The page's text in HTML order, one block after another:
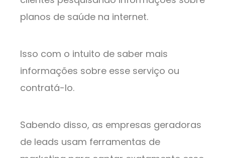
planos de saúde na internet.
Isso com o intuito de saber mais
informações sobre esse serviço ou
contratá-lo.
Sabendo disso, as empresas geradoras
de leads usam ferramentas de